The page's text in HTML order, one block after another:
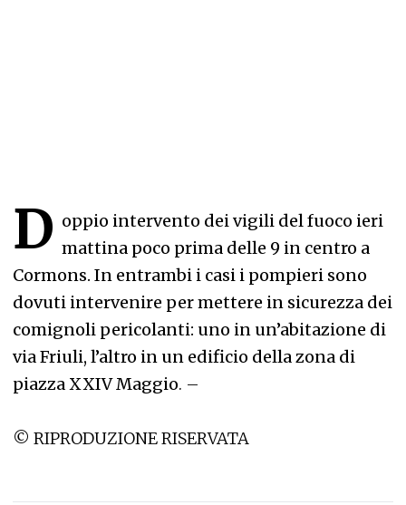
D oppio intervento dei vigili del fuoco ieri
mattina poco prima delle 9 in centro a
Cormons. In entrambi i casi i pompieri sono
dovuti intervenire per mettere in sicurezza dei
comignoli pericolanti: uno in un’abitazione di
via Friuli, l’altro in un edificio della zona di
piazza XXIV Maggio. –
© RIPRODUZIONE RISERVATA